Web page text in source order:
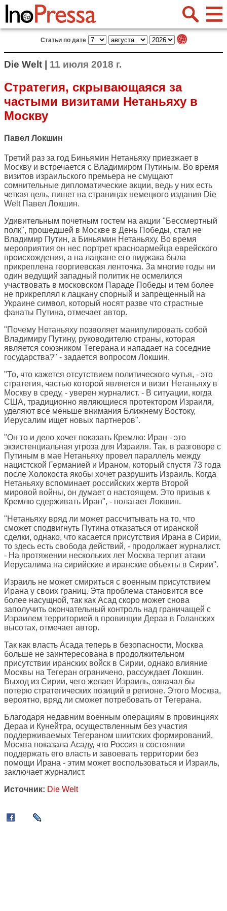
Статьи по дате
Die Welt | 11 июля 2018 г.
Стратегия, скрывающаяся за
частыми визитами Нетаньяху в
Москву
Павел Локшин
Третий раз за год Биньямин Нетаньяху приезжает в
Москву и встречается с Владимиром Путиным. Во время
визитов израильского премьера не смущают
сомнительные дипломатические акции, ведь у них есть
четкая цель, пишет на страницах немецкого издания Die
WeltПавел Локшин.
Удивительным почетным гостем на акции "Бессмертный
полк", прошедшей в Москве в День Победы, стал не
Владимир Путин, а Биньямин Нетаньяху. Во время
мероприятия он нес портрет красноармейца еврейского
происхождения, а на лацкане его пиджака была
прикреплена георгиевская ленточка. За многие годы ни
один ведущий западный политик не осмелился
участвовать в московском Параде Победы и тем более
не прикреплял к лацкану спорный и запрещенный на
Украине символ, который носят разве что страстные
фанаты Путина, отмечает автор.
"Почему Нетаньяху позволяет манипулировать собой
Владимиру Путину, руководителю страны, которая
является союзником Тегерана и нападает на соседние
государства?" - задается вопросом Локшин.
"То, что кажется отсутствием политического чутья, - это
стратегия, частью которой является и визит Нетаньяху в
Москву в среду, - уверен журналист. - В ситуации, когда
США, традиционно являющиеся протектором Израиля,
уделяют все меньше внимания Ближнему Востоку,
Иерусалим ищет новых партнеров".
"Он то и дело хочет показать Кремлю: Иран - это
экзистенциальная угроза для Израиля. Так, в разговоре с
Путиным в мае Нетаньяху провел параллель между
нацистской Германией и Ираном, который спустя 73 года
после Холокоста якобы хочет разрушить Израиль. Когда
Нетаньяху вспоминает российских жертв Второй
мировой войны, он думает о настоящем. Это призыв к
Кремлю сдерживать Иран", - полагает Локшин.
"Нетаньяху вряд ли может рассчитывать на то, что
сможет сподвигнуть Путина отказаться от иранской
сделки, однако, что касается присутствия Ирана в Сирии,
то здесь есть свобода действий, - продолжает журналист.
- На протяжении нескольких лет Москва терпит атаки
Иерусалима на сирийские и иранские объекты в Сирии".
Израиль не может смириться с военным присутствием
Ирана у своих границ. Эта проблема становится все
более насущной, так как Асад скоро может снова
заполучить окончательный контроль над граничащей с
Израилем территорией в провинции Дераа в Голанских
высотах, отмечает автор.
Так как власть Асада теперь в безопасности, Москва
больше не заинтересована в продолжительном
присутствии иранских войск в Сирии, однако влияние
Москвы на Тегеран ограничено, рассуждает Локшин.
Выход из Сирии, чего желает Израиль, означал бы
потерю стратегических позиций в регионе. Этого Москва,
вероятно, вряд ли сможет потребовать от Тегерана.
Благодаря недавним военным операциям в провинциях
Дераа и Кунейтра, осуществленным без участия
поддерживаемых Тегераном шиитских формирований,
Москва показала Асаду, что Россия в состоянии
поддержать его власть и завоевать территории без
помощи Ирана - этим может воспользоваться и Израиль,
заключает журналист.
Источник: Die Welt